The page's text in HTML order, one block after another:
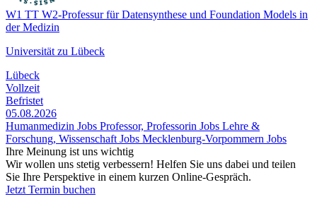
W1 TT W2-Professur für Datensynthese und Foundation Models in
der Medizin
Universität zu Lübeck
Lübeck
Vollzeit
Befristet
05.08.2026
Humanmedizin Jobs Professor, Professorin Jobs Lehre &
Forschung, Wissenschaft Jobs Mecklenburg-Vorpommern Jobs
Ihre Meinung ist uns wichtig
Wir wollen uns stetig verbessern! Helfen Sie uns dabei und teilen
Sie Ihre Perspektive in einem kurzen Online-Gespräch.
Jetzt Termin buchen